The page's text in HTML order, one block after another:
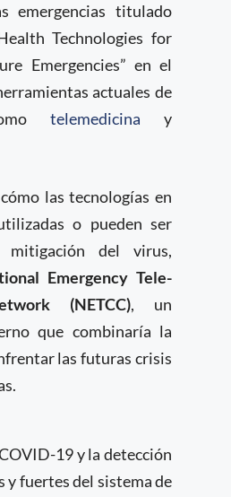
emergencias titulado
Technologies for
Emergencies” en el
actuales de
telemedicina y
las tecnologías en
o pueden ser
del virus,
Emergency Tele-
(NETCC), un
que combinaría la
las futuras crisis
19 y la detección
y fuertes del sistema de